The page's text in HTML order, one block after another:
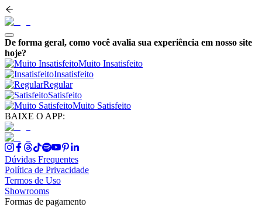
De forma geral, como você avalia sua experiência em nosso site
hoje?
Muito Insatisfeito
Insatisfeito
Regular
Satisfeito
Muito Satisfeito
BAIXE O APP:
Dúvidas Frequentes
Política de Privacidade
Termos de Uso
Showrooms
Formas de pagamento